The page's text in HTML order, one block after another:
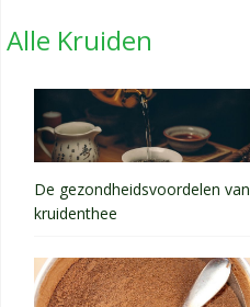
Alle Kruiden
De gezondheidsvoordelen van
kruidenthee